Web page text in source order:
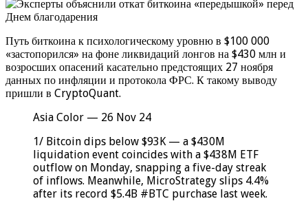
Путь биткоина к психологическому уровню в $100 000
«застопорился» на фоне ликвидаций лонгов на $430 млн и
возросших опасений касательно предстоящих 27 ноября
данных по инфляции и протокола ФРС. К такому выводу
пришли в CryptoQuant.
Asia Color — 26 Nov 24
1/ Bitcoin dips below $93K — a $430M
liquidation event coincides with a $438M ETF
outflow on Monday, snapping a five-day streak
of inflows. Meanwhile, MicroStrategy slips 4.4%
after its record $5.4B #BTC purchase last week.